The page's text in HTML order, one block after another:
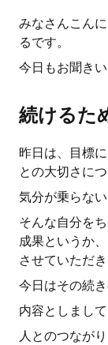
みなさんこん
るです。
今日もお聞き
続けるた
昨日は、目標
との大切さに
気分が乗らな
そんな自分を
成果というか
させていただき
今日はその続
内容としまし
人とのつなが